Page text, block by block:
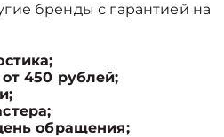
бренды с гарантией на
450 рублей;
обращения;